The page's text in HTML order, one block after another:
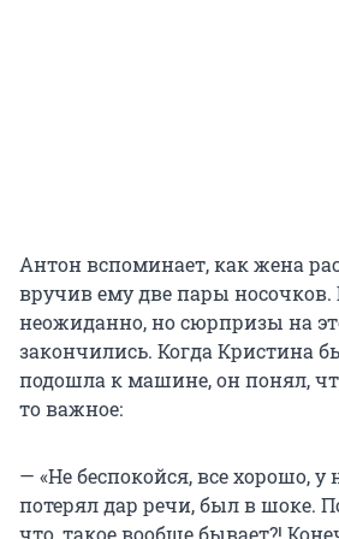
Антон вспоминает, как жена
вручив ему две пары
неожиданно, но сюрпризы на
закончились. Когда Кристина
подошла к машине, он понял,
то важное:
— «Не беспокойся, все хорошо, у
потерял дар речи, был в шоке.
что, такое вообще бывает?!